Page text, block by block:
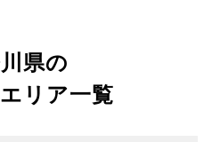
県の
リア一覧